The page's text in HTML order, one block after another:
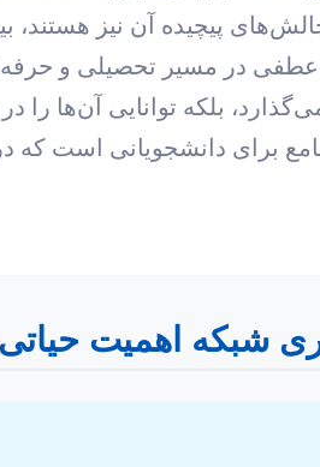
پیچیده آن نیز
عطفی در مسیر تحصیلی و
بلکه توانایی آن‌ها را
برای دانشجویانی است که
شبکه اهمیت